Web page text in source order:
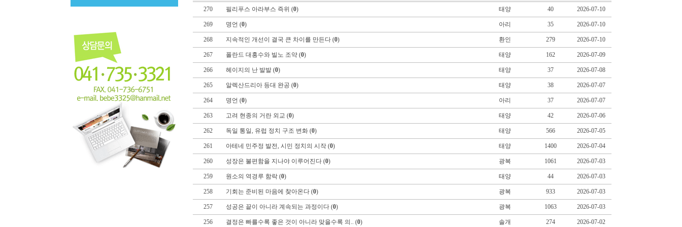
270 필리푸스 아라부스 즉위 (0) 태양 40 2026-07-10
269 명언 (0) 아리 35 2026-07-10
268 지속적인 개선이 결국 큰 차이를 만든다 (0) 환인 279 2026-07-10
267 폴란드 대홍수와 빌노 조약 (0) 태양 162 2026-07-09
266 헤이지의 난 발발 (0) 태양 37 2026-07-08
265 알렉산드리아 등대 완공 (0) 태양 38 2026-07-07
264 명언 (0) 아리 37 2026-07-07
263 고려 현종의 거란 외교 (0) 태양 42 2026-07-06
262 독일 통일, 유럽 정치 구조 변화 (0) 태양 566 2026-07-05
261 아테네 민주정 발전, 시민 정치의 시작 (0) 태양 1400 2026-07-04
260 성장은 불편함을 지나야 이루어진다 (0) 광복 1061 2026-07-03
259 원소의 역경루 함락 (0) 태양 44 2026-07-03
258 기회는 준비된 마음에 찾아온다 (0) 광복 933 2026-07-03
257 성공은 끝이 아니라 계속되는 과정이다 (0) 광복 1063 2026-07-03
256 결정은 빠를수록 좋은 것이 아니라 맞을수록 의.. (0) 솔개 274 2026-07-02